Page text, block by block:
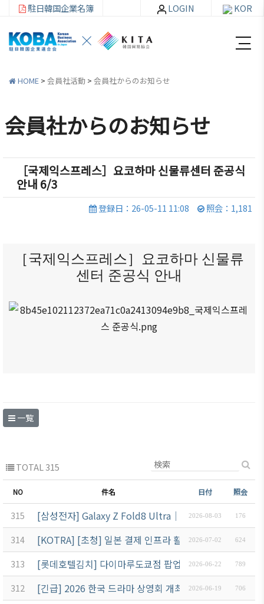
韓
企
連
拶
沿革
貿易
協会
支部
ウェ
ブアク
セシ
ビリ
ティ方
針
会員
社加
入・
入
会員権
·特典
会員社
会
員
社
動
員会
クラブ
会）
会員社
ー/寄
稿
資
料
室
お知ら
貿易通
ー
関連機
サイト
マップ
駐日韓国企業名簿 KOR
LOGIN
HOME > 会員社活動 > 会員社からのお知らせ
会員社からのお知らせ
［국제익스프레스］요코하마 신물류센터 준공식
안내 6/3
登録日：26-05-11 11:08 照会：1,181
［국제익스프레스］요코하마 신물류
센터 준공식 안내
一覧
TOTAL 315
NO 件名 日付 照会
315 [삼성전자] Galaxy Z Fold8 Ultra│Fold8│Flip8 발매
2026-08-03 176
314 [KOTRA] [초청] 일본 결제 인프라 활용 설명회 안내 — 7
2026-07-02 624
313 [롯데호텔김치] 다이마루도쿄점 팝업스토어 개최 안내
2026-06-22 789
312 [긴급] 2026 한국 드라마 상영회 개최 위탁용역 입찰공고
2026-06-19 706